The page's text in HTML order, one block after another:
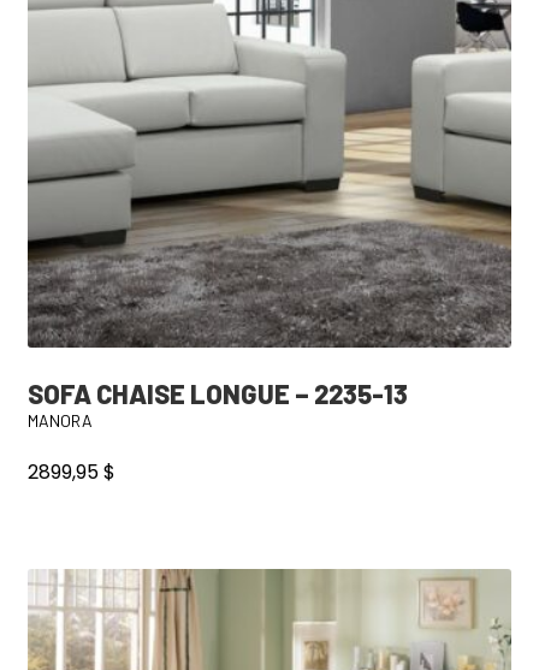
options
peuvent
être
choisies
sur
page
du
produit
SOFA CHAISE LONGUE – 2235-13
MANORA
2899,95$